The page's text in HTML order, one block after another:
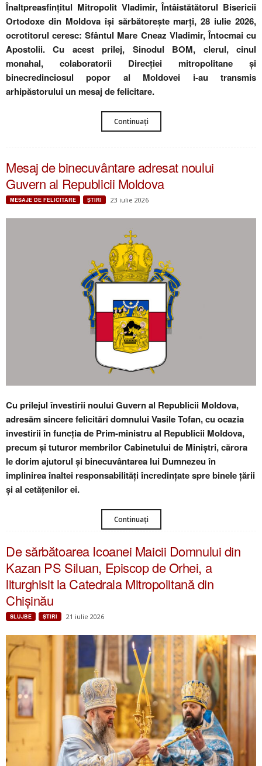
Înaltpreasfinţitul Mitropolit Vladimir, Întâistătătorul Bisericii
Ortodoxe din Moldova își sărbătoreşte marți, 28 iulie 2026,
ocrotitorul ceresc: Sfântul Mare Cneaz Vladimir, Întocmai cu
Apostolii. Cu acest prilej, Sinodul BOM, clerul, cinul
monahal, colaboratorii Direcției mitropolitane și
binecredinciosul popor al Moldovei i-au transmis
arhipăstorului un mesaj de felicitare.
Continuați
Mesaj de binecuvântare adresat noului
Guvern al Republicii Moldova
MESAJE DE FELICITARE ŞTIRI 23 iulie 2026
Cu prilejul învestirii noului Guvern al Republicii Moldova,
adresăm sincere felicitări domnului Vasile Tofan, cu ocazia
învestirii în funcția de Prim-ministru al Republicii Moldova,
precum și tuturor membrilor Cabinetului de Miniștri, cărora
le dorim ajutorul și binecuvântarea lui Dumnezeu în
împlinirea înaltei responsabilități încredințate spre binele țării
și al cetățenilor ei.
Continuați
De sărbătoarea Icoanei Maicii Domnului din
Kazan PS Siluan, Episcop de Orhei, a
liturghisit la Catedrala Mitropolitană din
Chișinău
SLUJBE ŞTIRI 21 iulie 2026